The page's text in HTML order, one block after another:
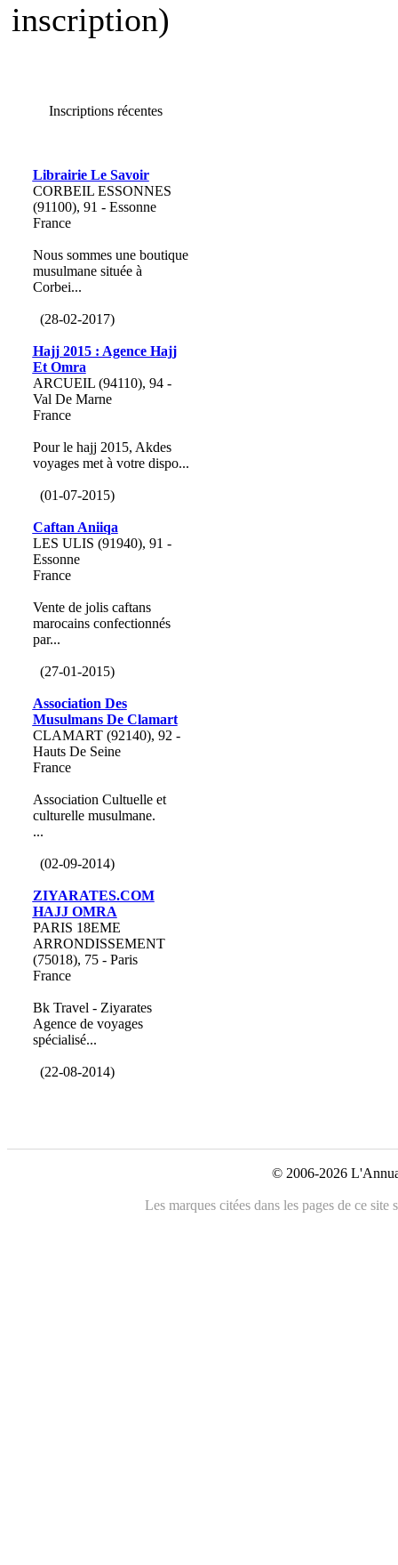
inscription)
Inscriptions récentes
Librairie Le Savoir
CORBEIL ESSONNES
(91100), 91 - Essonne
France
Nous sommes une boutique
musulmane située à
Corbei...
(28-02-2017)
Hajj 2015 : Agence Hajj
Et Omra
ARCUEIL (94110), 94 -
Val De Marne
France
Pour le hajj 2015, Akdes
voyages met à votre dispo...
(01-07-2015)
Caftan Aniiqa
LES ULIS (91940), 91 -
Essonne
France
Vente de jolis caftans
marocains confectionnés
par...
(27-01-2015)
Association Des
Musulmans De Clamart
CLAMART (92140), 92 -
Hauts De Seine
France
Association Cultuelle et
culturelle musulmane.
...
(02-09-2014)
ZIYARATES.COM
HAJJ OMRA
PARIS 18EME
ARRONDISSEMENT
(75018), 75 - Paris
France
Bk Travel - Ziyarates
Agence de voyages
spécialisé...
(22-08-2014)
© 2006-2026
Les marques citées dans les pages de ce